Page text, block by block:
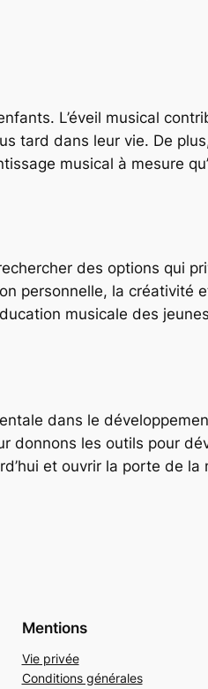
L’éveil musical
tard dans leur vie. De
musical à mesure
des options qui
personnelle, la créativité
musicale des
dans le
donnons les outils pour
et ouvrir la porte de la
Mentions
Vie privée
Conditions générales